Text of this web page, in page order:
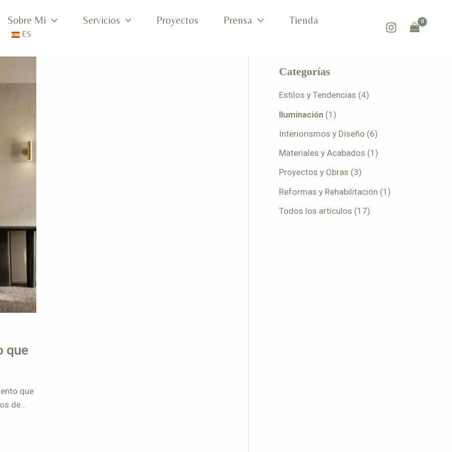
Sobre Mi Servicios Proyectos Prensa
Tienda
ES
que
que
de
Categorías
Estilos y Tendencias (4)
Iluminación(1)
Interiorismos y Diseño (6)
Materiales y Acabados (1)
Proyectos y Obras (3)
Reformas y Rehabilitación (1)
Todos los artículos (17)